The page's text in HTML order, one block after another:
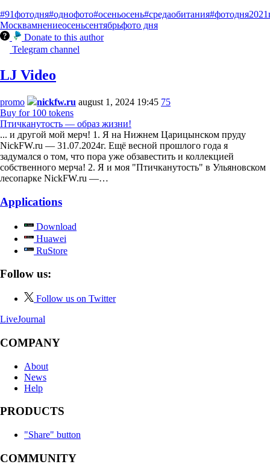
#91фотодня#однофото#осеньосень#средаобитания#фотодня2021
Москвамнениеосеньсентябрьфото дня
Donate to this author
Telegram channel
LJ Video
promo nickfw.ru august 1, 2024 19:45 75
Buy for 100 tokens
Птичканутость — образ жизни!
... и другой мой мерч! 1. Я на Нижнем Царицынском пруду
NickFW.ru — 31.07.2024г. Ещё весной прошлого года я
задумался о том, что пора уже обзавестить и коллекцией
собственного мерча! 2. Я и моя "Птичканутость" в Ульяновском
лесопарке NickFW.ru —…
Applications
Download
Huawei
RuStore
Follow us:
Follow us on Twitter
LiveJournal
COMPANY
About
News
Help
PRODUCTS
"Share" button
COMMUNITY